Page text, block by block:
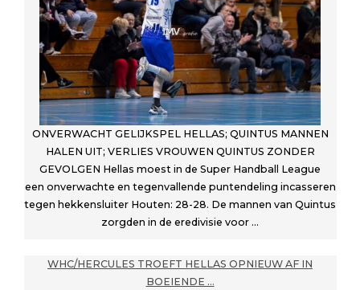
ONVERWACHT GELIJKSPEL HELLAS; QUINTUS MANNEN
HALEN UIT; VERLIES VROUWEN QUINTUS ZONDER
GEVOLGEN Hellas moest in de Super Handball League
een onverwachte en tegenvallende puntendeling incasseren
tegen hekkensluiter Houten: 28-28. De mannen van Quintus
zorgden in de eredivisie voor ...
WHC/HERCULES TROEFT HELLAS OPNIEUW AF IN
BOEIENDE …